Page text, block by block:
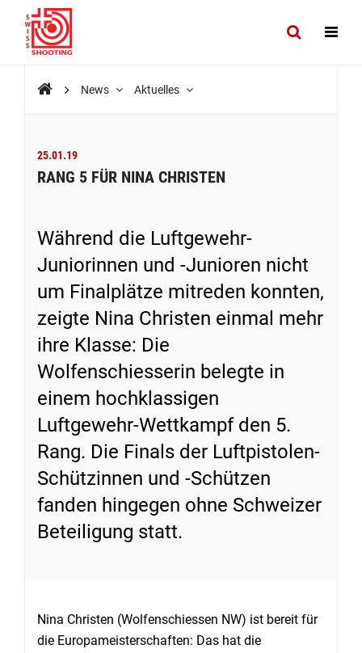
News Aktuelles
25.01.19
RANG 5 FÜR NINA CHRISTEN
Während die Luftgewehr-
Juniorinnen und -Junioren nicht
um Finalplätze mitreden konnten,
zeigte Nina Christen einmal mehr
ihre Klasse: Die
Wolfenschiesserin belegte in
einem hochklassigen
Luftgewehr-Wettkampf den 5.
Rang. Die Finals der Luftpistolen-
Schützinnen und -Schützen
fanden hingegen ohne Schweizer
Beteiligung statt.
Nina Christen (Wolfenschiessen NW) ist bereit für
die Europameisterschaften: Das hat die